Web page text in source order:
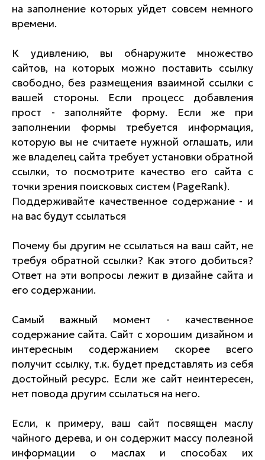
на заполнение которых уйдет совсем немного
времени.
К удивлению, вы обнаружите множество
сайтов, на которых можно поставить ссылку
свободно, без размещения взаимной ссылки с
вашей стороны. Если процесс добавления
прост - заполняйте форму. Если же при
заполнении формы требуется информация,
которую вы не считаете нужной оглашать, или
же владелец сайта требует установки обратной
ссылки, то посмотрите качество его сайта с
точки зрения поисковых систем (PageRank).
Поддерживайте качественное содержание - и
на вас будут ссылаться
Почему бы другим не ссылаться на ваш сайт, не
требуя обратной ссылки? Как этого добиться?
Ответ на эти вопросы лежит в дизайне сайта и
его содержании.
Самый важный момент - качественное
содержание сайта. Сайт с хорошим дизайном и
интересным содержанием скорее всего
получит ссылку, т.к. будет представлять из себя
достойный ресурс. Если же сайт неинтересен,
нет повода другим ссылаться на него.
Если, к примеру, ваш сайт посвящен маслу
чайного дерева, и он содержит массу полезной
информации о маслах и способах их